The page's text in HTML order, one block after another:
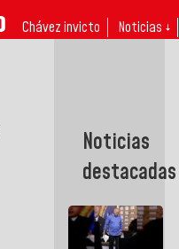
Chávez invicto Noticias ↓
Noticias
destacadas